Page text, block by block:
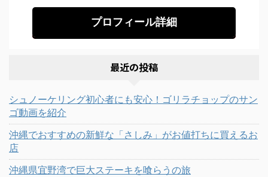
プロフィール詳細
最近の投稿
シュノーケリング初心者にも安心！ゴリラチョップのサン
ゴ動画を紹介
沖縄でおすすめの新鮮な「さしみ」がお値打ちに買えるお
店
沖縄県宜野湾で巨大ステーキを喰らうの旅